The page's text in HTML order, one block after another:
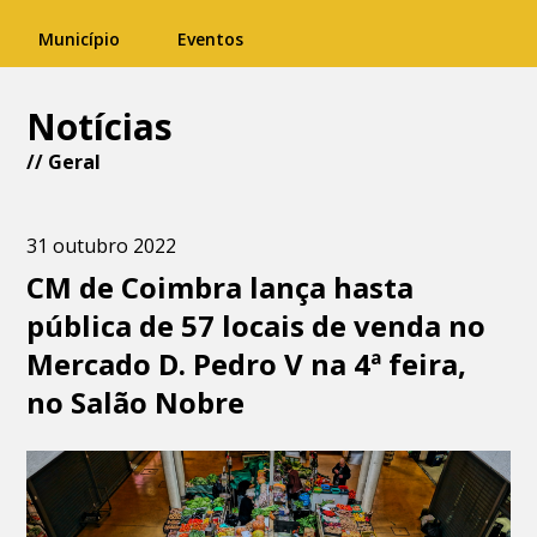
Município Eventos
Notícias
// Geral
31 outubro 2022
CM de Coimbra lança hasta
pública de 57 locais de venda no
Mercado D. Pedro V na 4ª feira,
no Salão Nobre